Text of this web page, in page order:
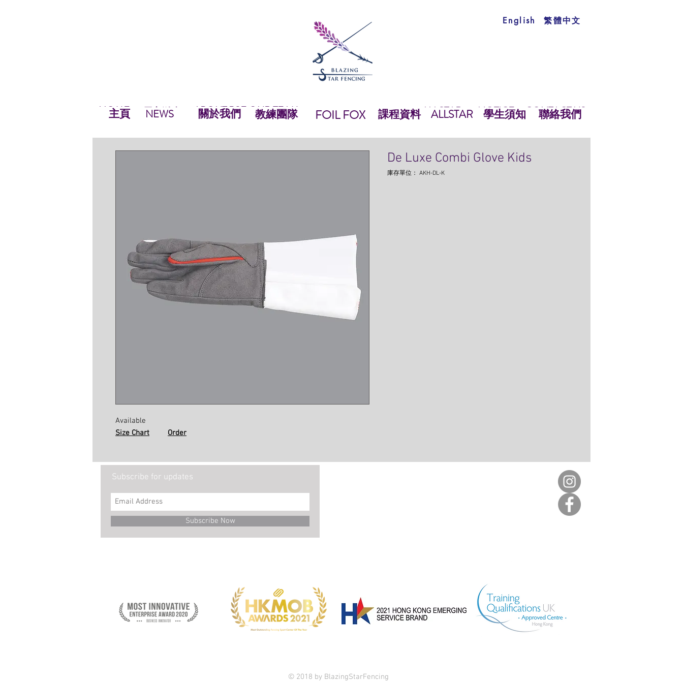
NEWS
NEWS OUR TEAM
ABOUT BSF
HOME
HOME 關於我們
主頁 OUR TEAM
教練團隊 FOIL FOX
FOIL FOX CONTACT US
NOTICE
ALLSTAR
EQUIPMENTS NOTICE CONTACT US
聯絡我們
學生須知
ALLSTAR
課程資料
English 繁體中文
最新資訊
NEWS
Available
Size Chart
Order
De Luxe Combi Glove Kids
庫存單位： AKH-DL-K
Subscribe for updates
Subscribe Now
© 2018 by BlazingStarFencing